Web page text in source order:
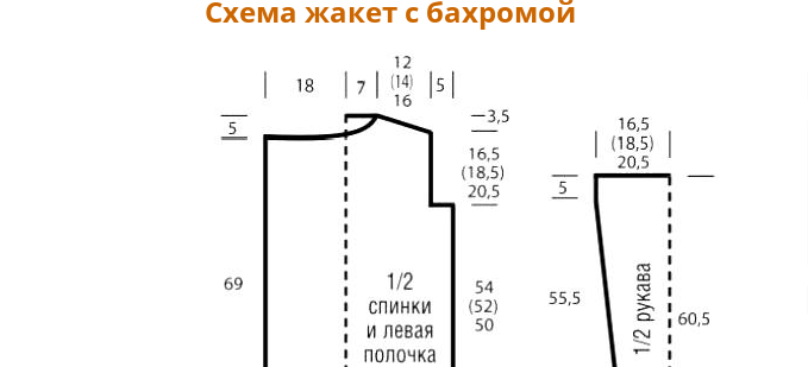
Схема жакет с бахромой